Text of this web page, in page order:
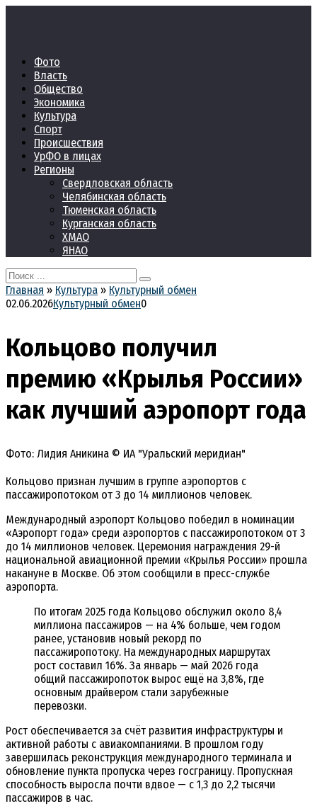
Фото
Власть
Общество
Экономика
Культура
Спорт
Происшествия
УрФО в лицах
Регионы
Свердловская область
Челябинская область
Тюменская область
Курганская область
ХМАО
ЯНАО
Search
for:
Главная » Культура » Культурный обмен
02.06.2026Культурный обмен0
Кольцово получил
премию «Крылья России»
как лучший аэропорт года
Фото: Лидия Аникина © ИА "Уральский меридиан"
Кольцово признан лучшим в группе аэропортов с
пассажиропотоком от 3 до 14 миллионов человек.
Международный аэропорт Кольцово победил в номинации
«Аэропорт года» среди аэропортов с пассажиропотоком от 3
до 14 миллионов человек. Церемония награждения 29-й
национальной авиационной премии «Крылья России» прошла
накануне в Москве. Об этом сообщили в пресс-службе
аэропорта.
По итогам 2025 года Кольцово обслужил около 8,4
миллиона пассажиров — на 4% больше, чем годом
ранее, установив новый рекорд по
пассажиропотоку. На международных маршрутах
рост составил 16%. За январь — май 2026 года
общий пассажиропоток вырос ещё на 3,8%, где
основным драйвером стали зарубежные
перевозки.
Рост обеспечивается за счёт развития инфраструктуры и
активной работы с авиакомпаниями. В прошлом году
завершилась реконструкция международного терминала и
обновление пункта пропуска через госграницу. Пропускная
способность выросла почти вдвое — с 1,3 до 2,2 тысячи
пассажиров в час.